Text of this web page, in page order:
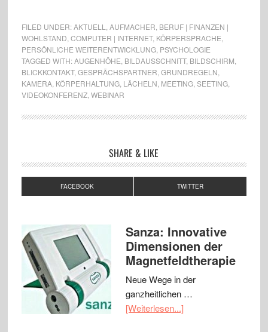
FILED UNDER:AKTUELL AUFMACHER BERUF | FINANZEN |
WOHLSTAND COMPUTER | INTERNET, KÖRPERSPRACHE
PERSÖNLICHE WEITERENTWICKLUNG, PSYCHOLOGIE
TAGGED WITH:AUGENHÖHE BILDAUSSCHNITT, BILDSCHIRM
BLICKKONTAKT, GESPRÄCHSPARTNER GRUNDREGELN
KAMERA, KÖRPERHALTUNG, LÄCHELN MEETING, SEETING,
VIDEOKONFERENZ, WEBINAR
SHARE & LIKE
FACEBOOK TWITTER
Sanza: Innovative
Dimensionen der
Magnetfeldtherapie
Neue Wege in der
ganzheitlichen …
[Weiterlesen...]